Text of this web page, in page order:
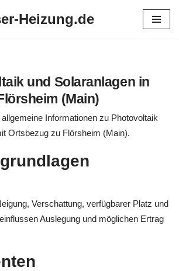
Heizung.de
und Solaranlagen in
(Main)
Informationen zu Photovoltaik
Ortsbezug zu Flörsheim (Main).
Verschattung, verfügbarer Platz und
Auslegung und möglichen Ertrag